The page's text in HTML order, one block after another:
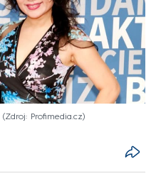
Zdroj: Profimedia.cz